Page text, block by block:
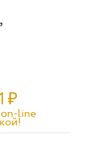
₽
line